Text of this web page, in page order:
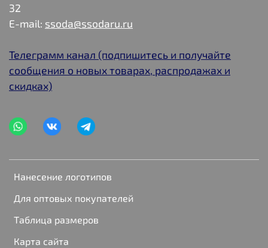
Нанесение логотипов
Для оптовых покупателей
Таблица размеров
Карта сайта
32
E-mail: ssoda@ssodaru.ru
Телеграмм канал (подпишитесь и получайте
сообщения о новых товарах, распродажах и
скидках)